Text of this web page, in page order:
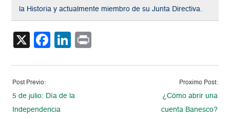
la Historia y actualmente miembro de su Junta Directiva.
X Facebook
LinkedIn
Post Previo:
5 de julio: Día de la
Independencia
Proximo Post:
¿Cómo abrir una
cuenta Banesco?